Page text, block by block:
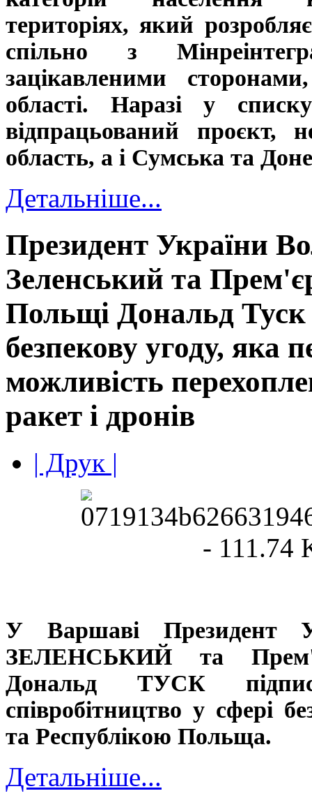
територіях, який
спільно з
зацікавленими
області. Наразі у
відпрацьований проєкт,
область, а і Сумська та
Детальніше...
Президент України
Зеленський та
Польщі Дональд
безпекову угоду, яка
можливість
ракет і дронів
| Друк |
У Варшаві Президент
ЗЕЛЕНСЬКИЙ та
Дональд ТУСК
співробітництво у сфері
та Республікою Польща.
Детальніше...